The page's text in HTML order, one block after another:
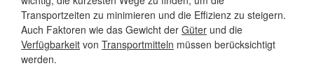
Transportzeiten zu minimieren und die Effizienz zu steigern.
Auch Faktoren wie das Gewicht der Güter und die
Verfügbarkeit von Transportmitteln müssen berücksichtigt
werden.